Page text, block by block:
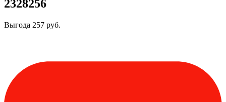
2328256
Выгода 257 руб.